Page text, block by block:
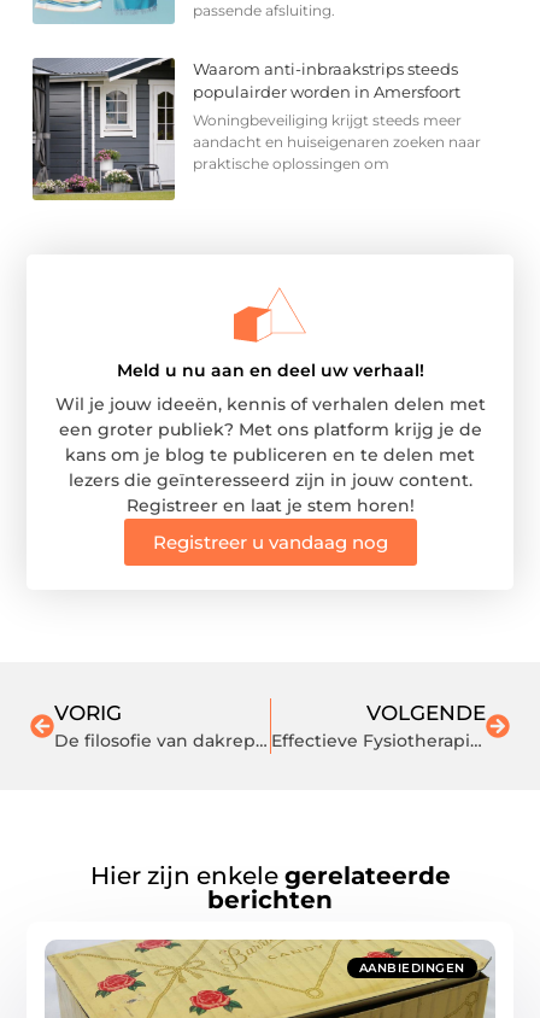
passende afsluiting.
Waarom anti-inbraakstrips steeds
populairder worden in Amersfoort
Woningbeveiliging krijgt steeds meer
aandacht en huiseigenaren zoeken naar
praktische oplossingen om
Meld u nu aan en deel uw verhaal!
Wil je jouw ideeën, kennis of verhalen delen met
een groter publiek? Met ons platform krijg je de
kans om je blog te publiceren en te delen met
lezers die geïnteresseerd zijn in jouw content.
Registreer en laat je stem horen!
Registreer u vandaag nog
VORIG
De filosofie van dakreparatie
VOLGENDE
Effectieve Fysiotherapie voor Zware Knieblessures
Hier zijn enkele gerelateerde
berichten
AANBIEDINGEN